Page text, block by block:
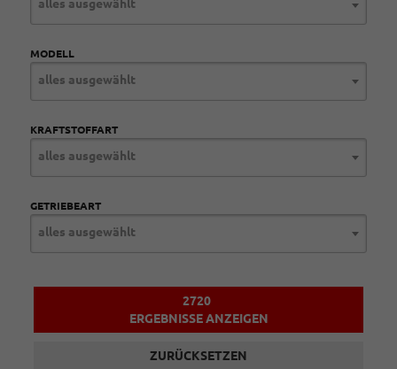
alles ausgewählt
MODELL
alles ausgewählt
KRAFTSTOFFART
alles ausgewählt
GETRIEBEART
alles ausgewählt
2720
ERGEBNISSE ANZEIGEN
ZURÜCKSETZEN